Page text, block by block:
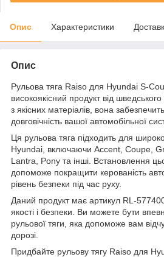
Опис Характеристики
Опис
Рульова тяга Raiso для Hyundai S-
високоякісний продукт від
з якісних матеріалів, вона забезпечить
довговічність вашої автомобільної
Ця рульова тяга підходить для
Hyundai, включаючи Accent, Coupe,
Lantra, Pony та інші. Встановлення
допоможе покращити керованість
рівень безпеки під час руху.
Даний продукт має артикул RL-
якості і безпеки. Ви можете бути
рульової тяги, яка допоможе вам
дорозі.
Придбайте рульову тягу Raiso для